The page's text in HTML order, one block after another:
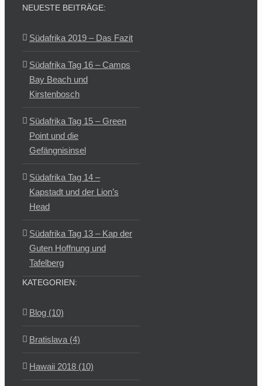
NEUESTE BEITRÄGE:
Südafrika 2019 – Das Fazit
Südafrika Tag 16 – Camps
Bay Beach und
Kirstenbosch
Südafrika Tag 15 – Green
Point und die
Gefängnisinsel
Südafrika Tag 14 –
Kapstadt und der Lion’s
Head
Südafrika Tag 13 – Kap der
Guten Hoffnung und
Tafelberg
KATEGORIEN:
Blog (10)
Bratislava (4)
Hawaii 2018 (10)